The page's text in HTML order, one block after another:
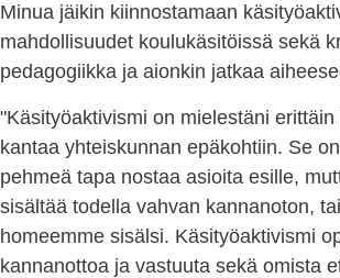
Minua jäikin kiinnostamaan
mahdollisuudet koulukäsitöissä sekä
pedagogiikka ja aionkin jatkaa
"Käsityöaktivismi on mielestäni
kantaa yhteiskunnan epäkohtiin. Se
pehmeä tapa nostaa asioita esille,
sisältää todella vahvan kannanoton,
homeemme sisälsi. Käsityöaktivismi
kannanottoa ja vastuuta sekä omista